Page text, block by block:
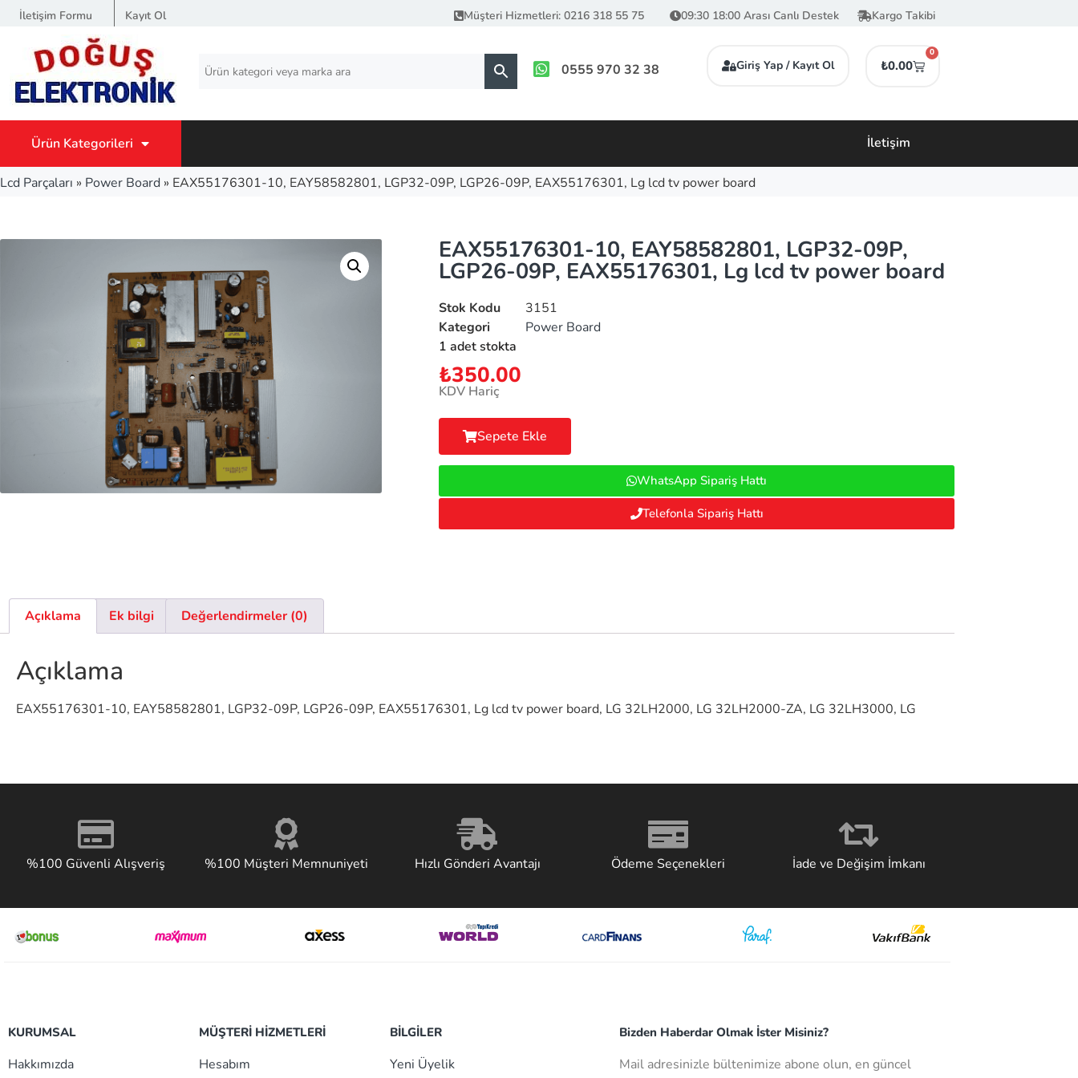
İletişim Formu Kayıt Ol Müşteri Hizmetleri: 0216 318 55 75 09:30 18:00 Arası Canlı Destek Kargo Takibi
0555 970 32 38 Giriş Yap / Kayıt Ol ₺0.00
0
Ürün Kategorileri İletişim
Lcd Parçaları » Power Board » EAX55176301-10, EAY58582801, LGP32-09P, LGP26-09P, EAX55176301, Lg lcd tv power board
EAX55176301-10, EAY58582801, LGP32-09P,
LGP26-09P, EAX55176301, Lg lcd tv power board
Stok Kodu
3151
Kategori
Power Board
1 adet stokta
₺350.00
KDV Hariç
Sepete Ekle
WhatsApp Sipariş Hattı
Telefonla Sipariş Hattı
Açıklama Ek bilgi Değerlendirmeler (0)
Açıklama
EAX55176301-10, EAY58582801, LGP32-09P, LGP26-09P, EAX55176301, Lg lcd tv power board, LG 32LH2000, LG 32LH2000-ZA, LG 32LH3000, LG
%100 Güvenli Alışveriş %100 Müşteri Memnuniyeti Hızlı Gönderi Avantajı Ödeme Seçenekleri İade ve Değişim İmkanı
KURUMSAL
Hakkımızda
MÜŞTERİ HİZMETLERİ
Hesabım
BİLGİLER
Yeni Üyelik
Bizden Haberdar Olmak İster Misiniz?
Mail adresinizle bültenimize abone olun, en güncel